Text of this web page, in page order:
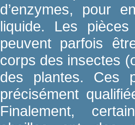
d’enzymes, pour
liquide. Les
peuvent parfois
corps des insectes
des plantes. Ces
précisément
Finalement,